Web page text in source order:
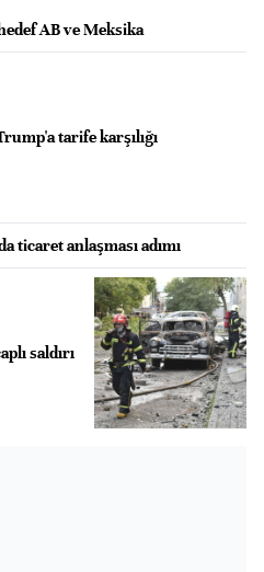
AB ve Meksika
tarife karşılığı
ticaret anlaşması adımı
saldırı